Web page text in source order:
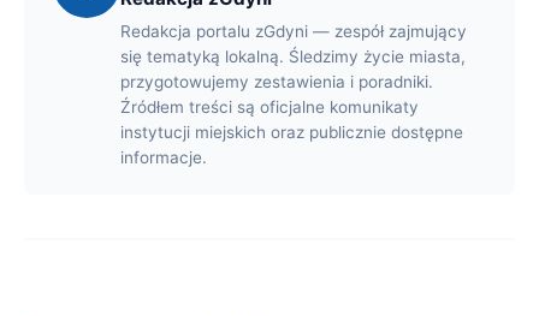
Redakcja portalu zGdyni — zespół zajmujący
się tematyką lokalną. Śledzimy życie miasta,
przygotowujemy zestawienia i poradniki.
Źródłem treści są oficjalne komunikaty
instytucji miejskich oraz publicznie dostępne
informacje.